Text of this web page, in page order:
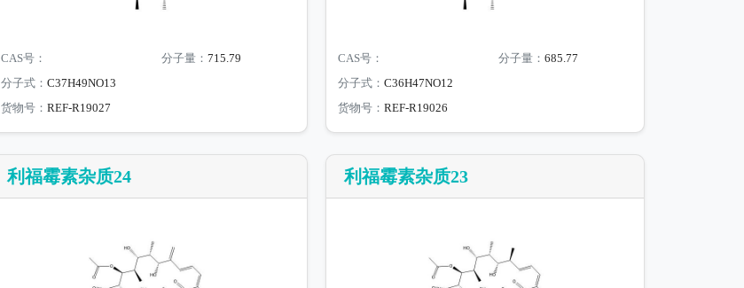
CAS号： 分子量： 715.79
分子式： C37H49NO13
货物号： REF-R19027
CAS号： 分子量： 685.77
分子式： C36H47NO12
货物号： REF-R19026
利福霉素杂质24 利福霉素杂质23